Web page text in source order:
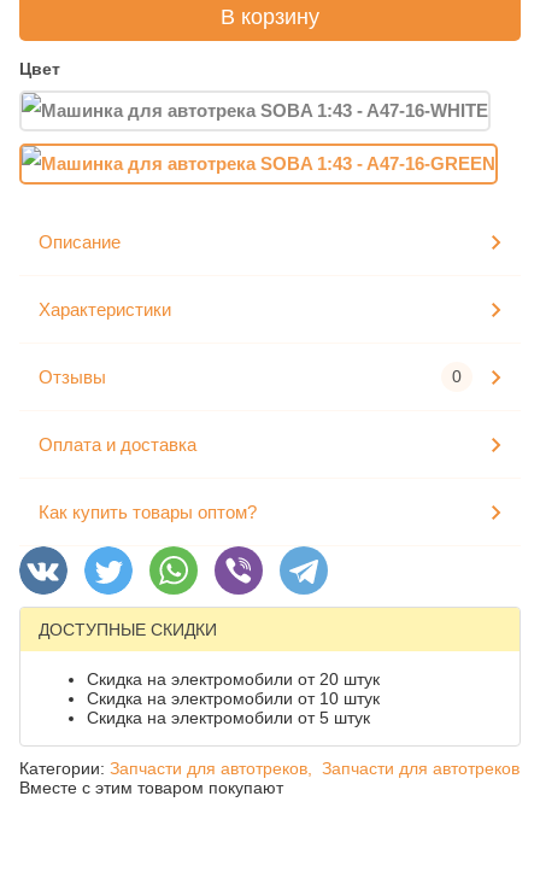
В корзину
Цвет
Описание
Характеристики
Отзывы 0
Оплата и доставка
Как купить товары оптом?
ДОСТУПНЫЕ СКИДКИ
Скидка на электромобили от 20 штук
Скидка на электромобили от 10 штук
Скидка на электромобили от 5 штук
Категории: Запчасти для автотреков,
Запчасти для автотреков
Вместе с этим товаром покупают